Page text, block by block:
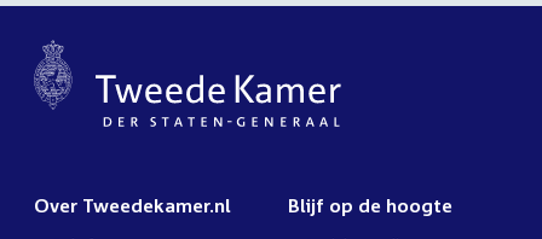
Over Tweedekamer.nl Blijf op de hoogte